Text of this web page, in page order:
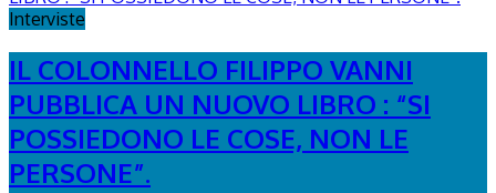
Interviste
IL COLONNELLO FILIPPO VANNI
PUBBLICA UN NUOVO LIBRO : “SI
POSSIEDONO LE COSE, NON LE
PERSONE”.